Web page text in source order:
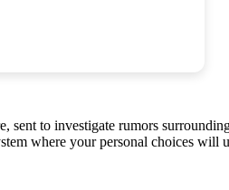
to investigate rumors
where your personal choices will